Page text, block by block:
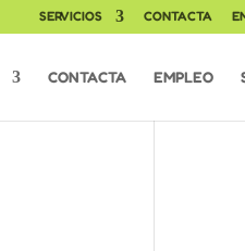
SERVICIOS CONTACTA
CONTACTA EMPLEO